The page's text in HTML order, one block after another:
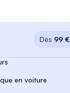
Dès 99
en voiture